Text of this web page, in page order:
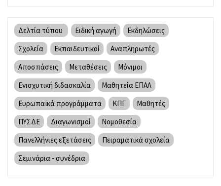
Δελτία τύπου Ειδική αγωγή
Εκδηλώσεις
Σχολεία
Εκπαιδευτικοί
Αναπληρωτές
Αποσπάσεις
Μεταθέσεις
Μόνιμοι
Ενισχυτική διδασκαλία
Μαθητεία ΕΠΑΛ
Ευρωπαϊκά προγράμματα
ΚΠΓ
Μαθητές
ΠΥΣΔΕ
Διαγωνισμοί
Νομοθεσία
Πανελλήνιες εξετάσεις
Πειραματικά σχολεία
Σεμινάρια - συνέδρια